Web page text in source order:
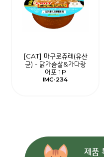
[CAT] 마구로쥬레(유산
균) - 닭가슴살&가다랑
어포 1P
IMC-234
제품